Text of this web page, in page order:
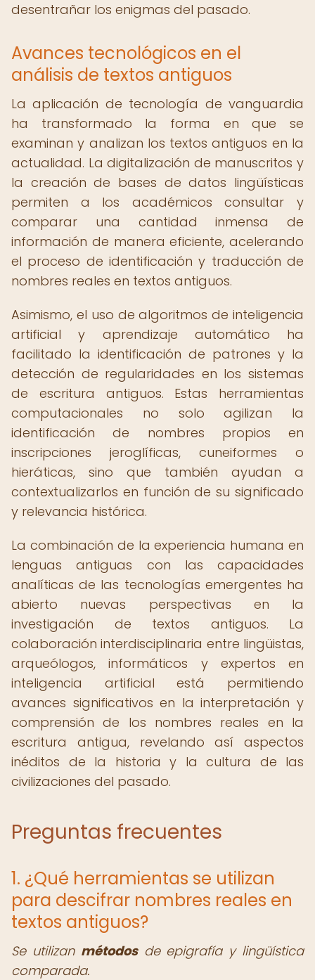
desentrañar los enigmas del pasado.
Avances tecnológicos en el
análisis de textos antiguos
La aplicación de tecnología de vanguardia
ha transformado la forma en que se
examinan y analizan los textos antiguos en la
actualidad. La digitalización de manuscritos y
la creación de bases de datos lingüísticas
permiten a los académicos consultar y
comparar una cantidad inmensa de
información de manera eficiente, acelerando
el proceso de identificación y traducción de
nombres reales en textos antiguos.
Asimismo, el uso de algoritmos de inteligencia
artificial y aprendizaje automático ha
facilitado la identificación de patrones y la
detección de regularidades en los sistemas
de escritura antiguos. Estas herramientas
computacionales no solo agilizan la
identificación de nombres propios en
inscripciones jeroglíficas, cuneiformes o
hieráticas, sino que también ayudan a
contextualizarlos en función de su significado
y relevancia histórica.
La combinación de la experiencia humana en
lenguas antiguas con las capacidades
analíticas de las tecnologías emergentes ha
abierto nuevas perspectivas en la
investigación de textos antiguos. La
colaboración interdisciplinaria entre lingüistas,
arqueólogos, informáticos y expertos en
inteligencia artificial está permitiendo
avances significativos en la interpretación y
comprensión de los nombres reales en la
escritura antigua, revelando así aspectos
inéditos de la historia y la cultura de las
civilizaciones del pasado.
Preguntas frecuentes
1. ¿Qué herramientas se utilizan
para descifrar nombres reales en
textos antiguos?
Se utilizan métodosde epigrafía y lingüística
comparada.